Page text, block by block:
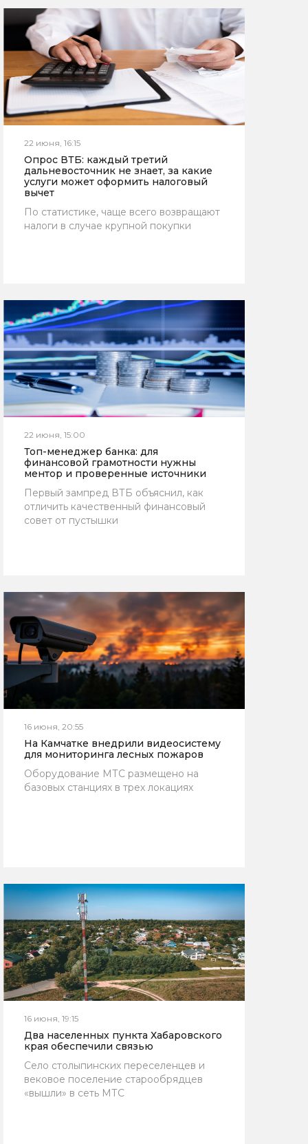
22 июня, 16:15
Опрос ВТБ: каждый третий
дальневосточник не знает, за какие
услуги может оформить налоговый
вычет
По статистике, чаще всего возвращают
налоги в случае крупной покупки
22 июня, 15:00
Топ-менеджер банка: для
финансовой грамотности нужны
ментор и проверенные источники
Первый зампред ВТБ объяснил, как
отличить качественный финансовый
совет от пустышки
16 июня, 20:55
На Камчатке внедрили видеосистему
для мониторинга лесных пожаров
Оборудование МТС размещено на
базовых станциях в трех локациях
16 июня, 19:15
Два населенных пункта Хабаровского
края обеспечили связью
Село столыпинских переселенцев и
вековое поселение старообрядцев
«вышли» в сеть МТС